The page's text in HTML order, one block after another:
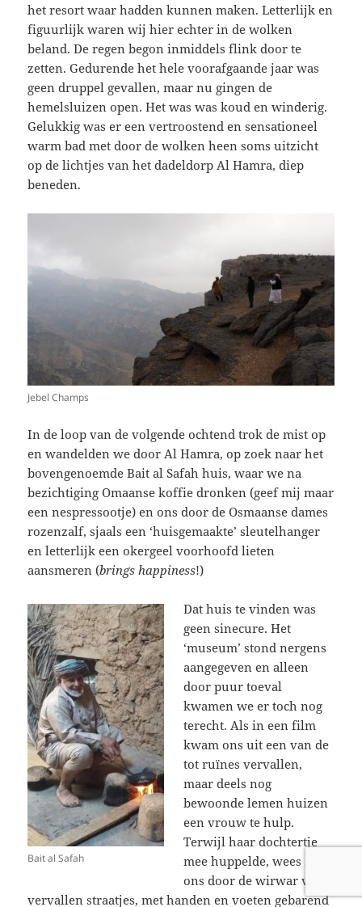
het resort waar hadden kunnen maken. Letterlijk en
figuurlijk waren wij hier echter in de wolken
beland. De regen begon inmiddels flink door te
zetten. Gedurende het hele voorafgaande jaar was
geen druppel gevallen, maar nu gingen de
hemelsluizen open. Het was was koud en winderig.
Gelukkig was er een vertroostend en sensationeel
warm bad met door de wolken heen soms uitzicht
op de lichtjes van het dadeldorp Al Hamra, diep
beneden.
Jebel Champs
In de loop van de volgende ochtend trok de mist op
en wandelden we door Al Hamra, op zoek naar het
bovengenoemde Bait al Safah huis, waar we na
bezichtiging Omaanse koffie dronken (geef mij maar
een nespressootje) en ons door de Osmaanse dames
rozenzalf, sjaals een ‘huisgemaakte’ sleutelhanger
en letterlijk een okergeel voorhoofd lieten
aansmeren (brings happiness!)
Bait al Safah
Dat huis te vinden was
geen sinecure. Het
‘museum’ stond nergens
aangegeven en alleen
door puur toeval
kwamen we er toch nog
terecht. Als in een film
kwam ons uit een van de
tot ruïnes vervallen,
maar deels nog
bewoonde lemen huizen
een vrouw te hulp.
Terwijl haar dochtertje
mee huppelde, wees ze
ons door de wirwar van
vervallen straatjes, met handen en voeten gebarend